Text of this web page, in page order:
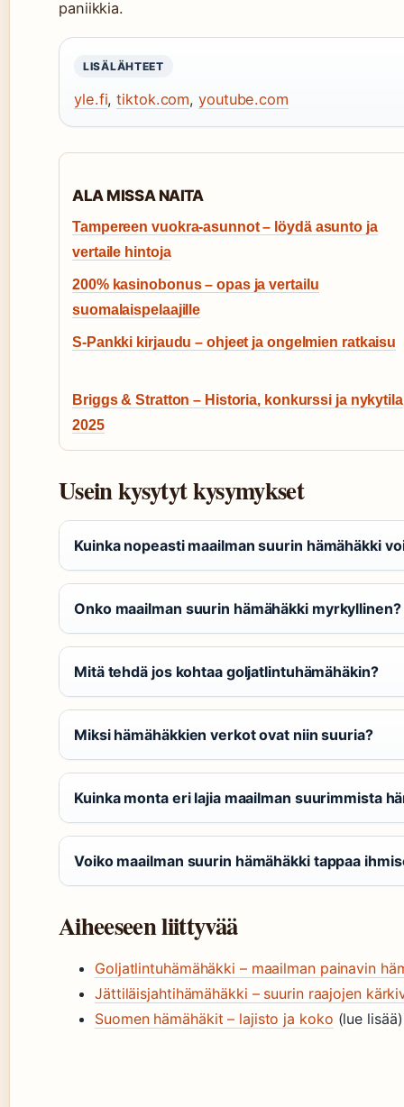
paniikkia.
LISÄLÄHTEET
yle.fi,tiktok.com,youtube.com
ALA MISSA NAITA
Tampereen vuokra-asunnot – löydä asunto ja
vertaile hintoja
200% kasinobonus – opas ja vertailu
suomalaispelaajille
S-Pankki kirjaudu – ohjeet ja ongelmien ratkaisu
Briggs & Stratton – Historia, konkurssi ja nykytila
2025
Usein kysytyt kysymykset
Kuinka nopeasti maailman suurin hämähäkki
Onko maailman suurin hämähäkki myrkyllinen?
Mitä tehdä jos kohtaa goljatlintuhämähäkin?
Miksi hämähäkkien verkot ovat niin suuria?
Kuinka monta eri lajia maailman suurimmista
Voiko maailman suurin hämähäkki tappaa
Aiheeseen liittyvää
Goljatlintuhämähäkki – maailman painavin
Jättiläisjahtihämähäkki – suurin raajojen
Suomen hämähäkit – lajisto ja koko (lue lisää)